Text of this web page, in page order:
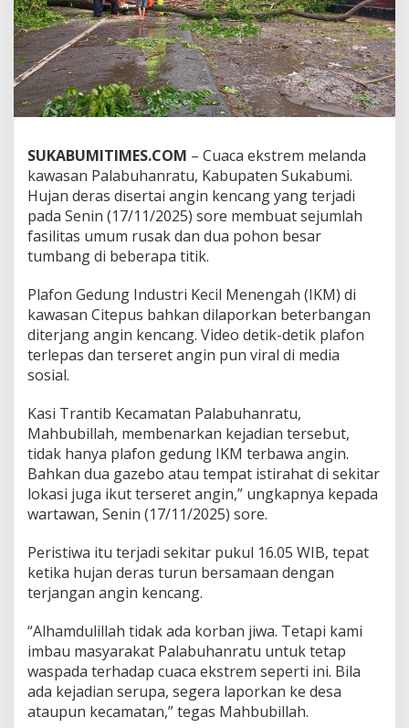
P
o
h
o
n
B
e
r
T
u
m
b
a
n
d
n
P
l
n
G
e
d
u
n
g
K
M
d
i
i
e
p
u
s
SUKABUMITIMES.COM – Cuaca ekstrem melanda
kawasan Palabuhanratu, Kabupaten Sukabumi.
Hujan deras disertai angin kencang yang terjadi
pada Senin (17/11/2025) sore membuat sejumlah
fasilitas umum rusak dan dua pohon besar
tumbang di beberapa titik.
Plafon Gedung Industri Kecil Menengah (IKM) di
kawasan Citepus bahkan dilaporkan beterbangan
diterjang angin kencang. Video detik-detik plafon
terlepas dan terseret angin pun viral di media
sosial.
Kasi Trantib Kecamatan Palabuhanratu,
Mahbubillah, membenarkan kejadian tersebut,
tidak hanya plafon gedung IKM terbawa angin.
Bahkan dua gazebo atau tempat istirahat di sekitar
lokasi juga ikut terseret angin,” ungkapnya kepada
wartawan, Senin (17/11/2025) sore.
Peristiwa itu terjadi sekitar pukul 16.05 WIB, tepat
ketika hujan deras turun bersamaan dengan
terjangan angin kencang.
“Alhamdulillah tidak ada korban jiwa. Tetapi kami
imbau masyarakat Palabuhanratu untuk tetap
waspada terhadap cuaca ekstrem seperti ini. Bila
ada kejadian serupa, segera laporkan ke desa
ataupun kecamatan,” tegas Mahbubillah.